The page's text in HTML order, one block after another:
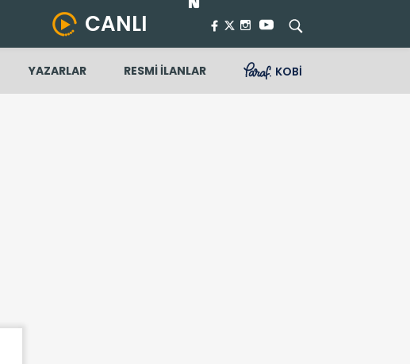
CANLI
YAZARLAR RESMİ İLANLAR KOBİ